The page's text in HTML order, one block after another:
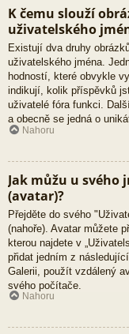
K čemu slouží
uživatelského
Existují dva druhy
uživatelského jména.
hodností, které obvykle
indikují, kolik příspěvků
uživatelé fóra funkci.
a obecně se jedná o
Nahoru
Jak můžu u svého
(avatar)?
Přejděte do svého
(nahoře). Avatar můžete
kterou najdete v
přidat jedním z
Galerii, použít vzdálený
svého počítače.
Nahoru